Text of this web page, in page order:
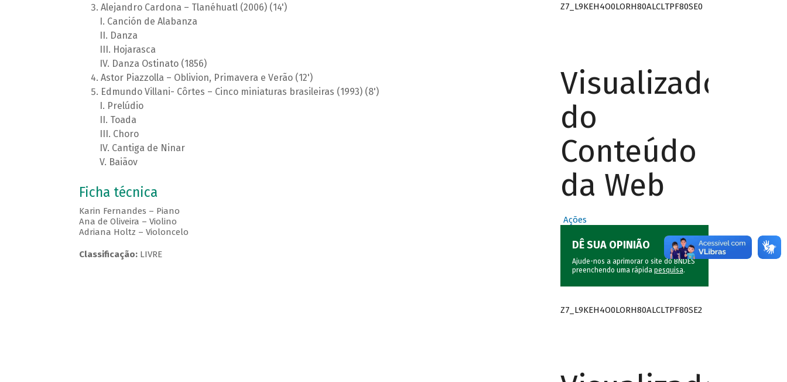
Alejandro Cardona – Tlanéhuatl (2006) (14')
Canción de Alabanza
Danza
Hojarasca
Danza Ostinato (1856)
Astor Piazzolla – Oblivion, Primavera e Verão (12')
Edmundo Villani- Côrtes – Cinco miniaturas brasileiras (1993) (8')
Prelúdio
Toada
Choro
Cantiga de Ninar
Baiãov
Ficha técnica
Karin Fernandes – Piano
Ana de Oliveira – Violino
Adriana Holtz – Violoncelo
Classificação:LIVRE
Z7_L9KEH4O0LORH80ALCLTPF80SE0
Visualizador
do
Conteúdo
da Web
Ações
DÊ SUA OPINIÃO
Ajude-nos a aprimorar o site do BNDES
preenchendo uma rápida pesquisa.
Z7_L9KEH4O0LORH80ALCLTPF80SE2